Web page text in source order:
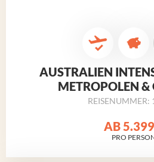
AUSTRALIEN
METROPOLEN
REISENUMMER:
AB
PRO